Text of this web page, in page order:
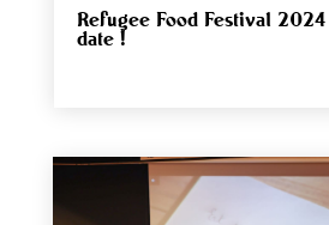
Refugee Food Festival
date !